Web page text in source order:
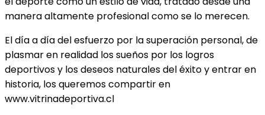
manera altamente profesional como se lo merecen.
El día a día del esfuerzo por la superación personal, de
plasmar en realidad los sueños por los logros
deportivos y los deseos naturales del éxito y entrar en
historia, los queremos compartir en
www.vitrinadeportiva.cl